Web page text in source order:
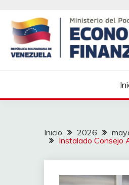
Inicio 2026
Instalado Consejo